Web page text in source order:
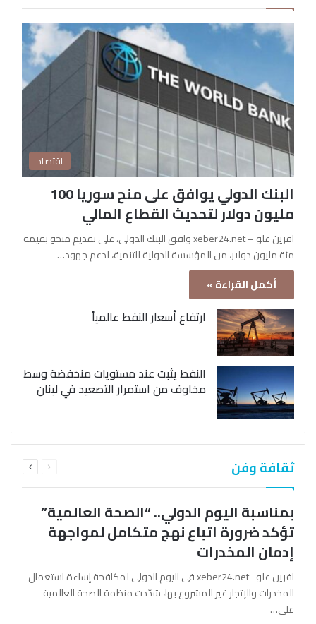
اقتصاد
البنك الدولي يوافق على منح سوريا 100
مليون دولار لتحديث القطاع المالي
آفرين علو – xeber24.net وافق البنك الدولي، على تقديم منحةٍ بقيمة
مئة مليون دولار، من المؤسسة الدولية للتنمية، لدعم جهود…
أكمل القراءة »
ارتفاع أسعار النفط عالمياً
النفط يثبت عند مستويات منخفضة وسط
مخاوف من استمرار التصعيد في لبنان
ثقافة وفن الصفحةالصفحة
بمناسبة اليوم الدولي.. “الصحة العالمية”
تؤكد ضرورة اتباع نهج متكامل لمواجهة
إدمان المخدرات
آفرين علو ـ xeber24.net في اليوم الدولي لمكافحة إساءة استعمال
المخدرات والإتجار غير المشروع بها، شدّدت منظمة الصحة العالمية
على…